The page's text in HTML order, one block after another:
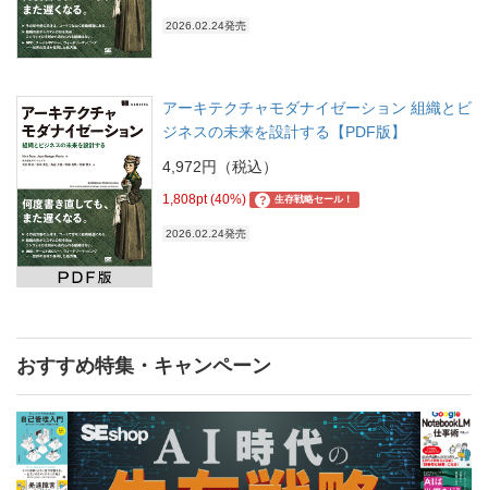
2026.02.24発売
アーキテクチャモダナイゼーション 組織とビ
ジネスの未来を設計する【PDF版】
4,972円（税込）
1,808pt (40%) ? 生存戦略セール！
2026.02.24発売
おすすめ特集・キャンペーン